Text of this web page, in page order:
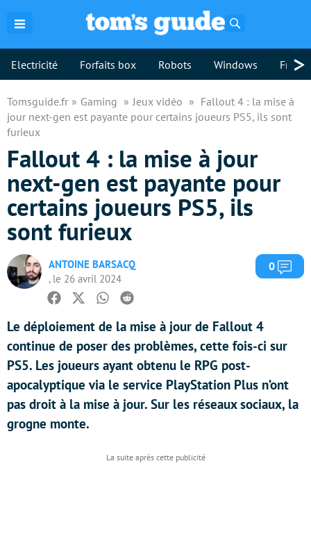
Electricité Forfaits box Robots Windows >
Tomsguide.fr Gaming Jeux vidéo
Fallout 4 : la mise à
jour next-gen est payante pour certains joueurs PS5, ils sont
furieux
Fallout 4 : la mise à jour
next-gen est payante pour
certains joueurs PS5, ils
sont furieux
ANTOINE BARSACQ
, le 26 avril 2024
0
Facebook
TwitterWhatsapp
Reddit
Le déploiement de la mise à jour de Fallout 4
continue de poser des problèmes, cette fois-ci sur
PS5. Les joueurs ayant obtenu le RPG post-
apocalyptique via le service PlayStation Plus n’ont
pas droit à la mise à jour. Sur les réseaux sociaux, la
grogne monte.